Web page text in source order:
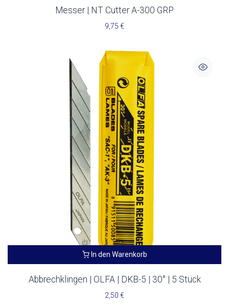
Messer | NT Cutter A-300 GRP
9,75 €
In den Warenkorb
Abbrechklingen | OLFA | DKB-5 | 30° | 5 Stück
2,50 €